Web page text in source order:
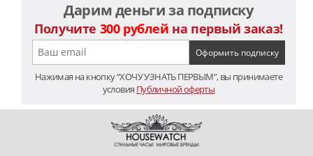
Дарим деньги за подписку
Получите 300 рублей на первый заказ!
Нажимая на кнопку “ХОЧУ УЗНАТЬ ПЕРВЫМ”, вы принимаете
условия Публичной оферты